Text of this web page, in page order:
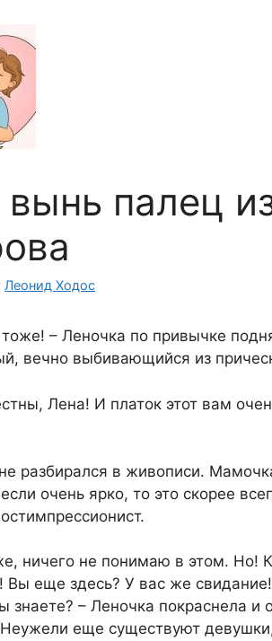
палец
Леонид Ходос
– Леночка по привычке
вечно выбивающийся из
Лена! И платок этот вам
разбирался в живописи.
очень ярко, то это скорее
ничего не понимаю в этом. Но!
Вы еще здесь? У вас же свидание!
– Леночка покраснела и
еще существуют